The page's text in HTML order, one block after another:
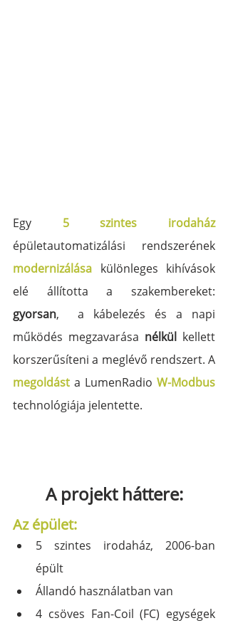
Egy 5 szintes irodaház
modernizálása különleges kihívások
gyorsan,  a kábelezés és a napi
működés megzavarása nélkül kellett
megoldást a LumenRadio W-Modbus
technológiája jelentette.
A projekt háttere:
Az épület:
5 szintes irodaház, 2006-ban
épült
Állandó használatban van
4 csöves Fan-Coil (FC) egységek